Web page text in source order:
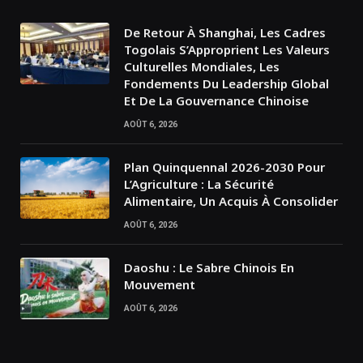
De Retour À Shanghai, Les Cadres
Togolais S’Approprient Les Valeurs
Culturelles Mondiales, Les
Fondements Du Leadership Global
Et De La Gouvernance Chinoise
AOÛT 6, 2026
Plan Quinquennal 2026-2030 Pour
L’Agriculture : La Sécurité
Alimentaire, Un Acquis À Consolider
AOÛT 6, 2026
Daoshu : Le Sabre Chinois En
Mouvement
AOÛT 6, 2026